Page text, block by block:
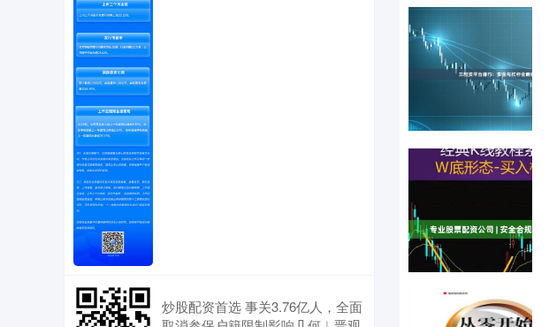
炒股配资首选 事关3.76亿人，全面